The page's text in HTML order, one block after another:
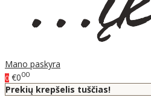
Mano paskyra
0 €000
Prekių krepšelis tuščias!